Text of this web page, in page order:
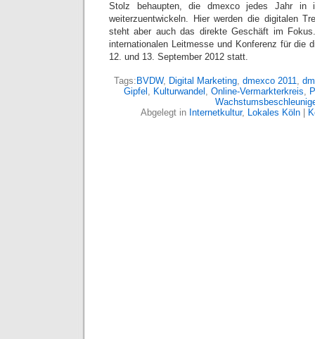
Stolz behaupten, die dmexco jedes Jahr in
weiterzuentwickeln. Hier werden die digitalen
steht aber auch das direkte Geschäft im
internationalen Leitmesse und Konferenz für die
12. und 13. September 2012 statt.
Tags: BVDW, Digital Marketing, dmexco 2011,
Gipfel , Kulturwandel , Online-Vermarkterkreis,
Abgelegt in Internetkultur, Lokales Köln